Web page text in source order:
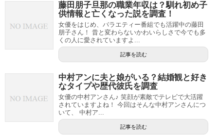
藤田朋子旦那の職業年収は？馴れ初め子
供情報と亡くなった説を調査！
女優をはじめ、バラエティー番組でも活躍中の藤田
朋子さん！ 昔と変わらないかわいらしさで今でも多
くの人に愛されていますよ...
記事を読む
中村アンに夫と娘がいる？結婚観と好き
なタイプや歴代彼氏を調査
女優の中村アンさん♪ 笑顔が素敵でテレビで大活躍
されていますよね！ 今回はそんな中村アンさんにつ
いて、 中村ア...
記事を読む